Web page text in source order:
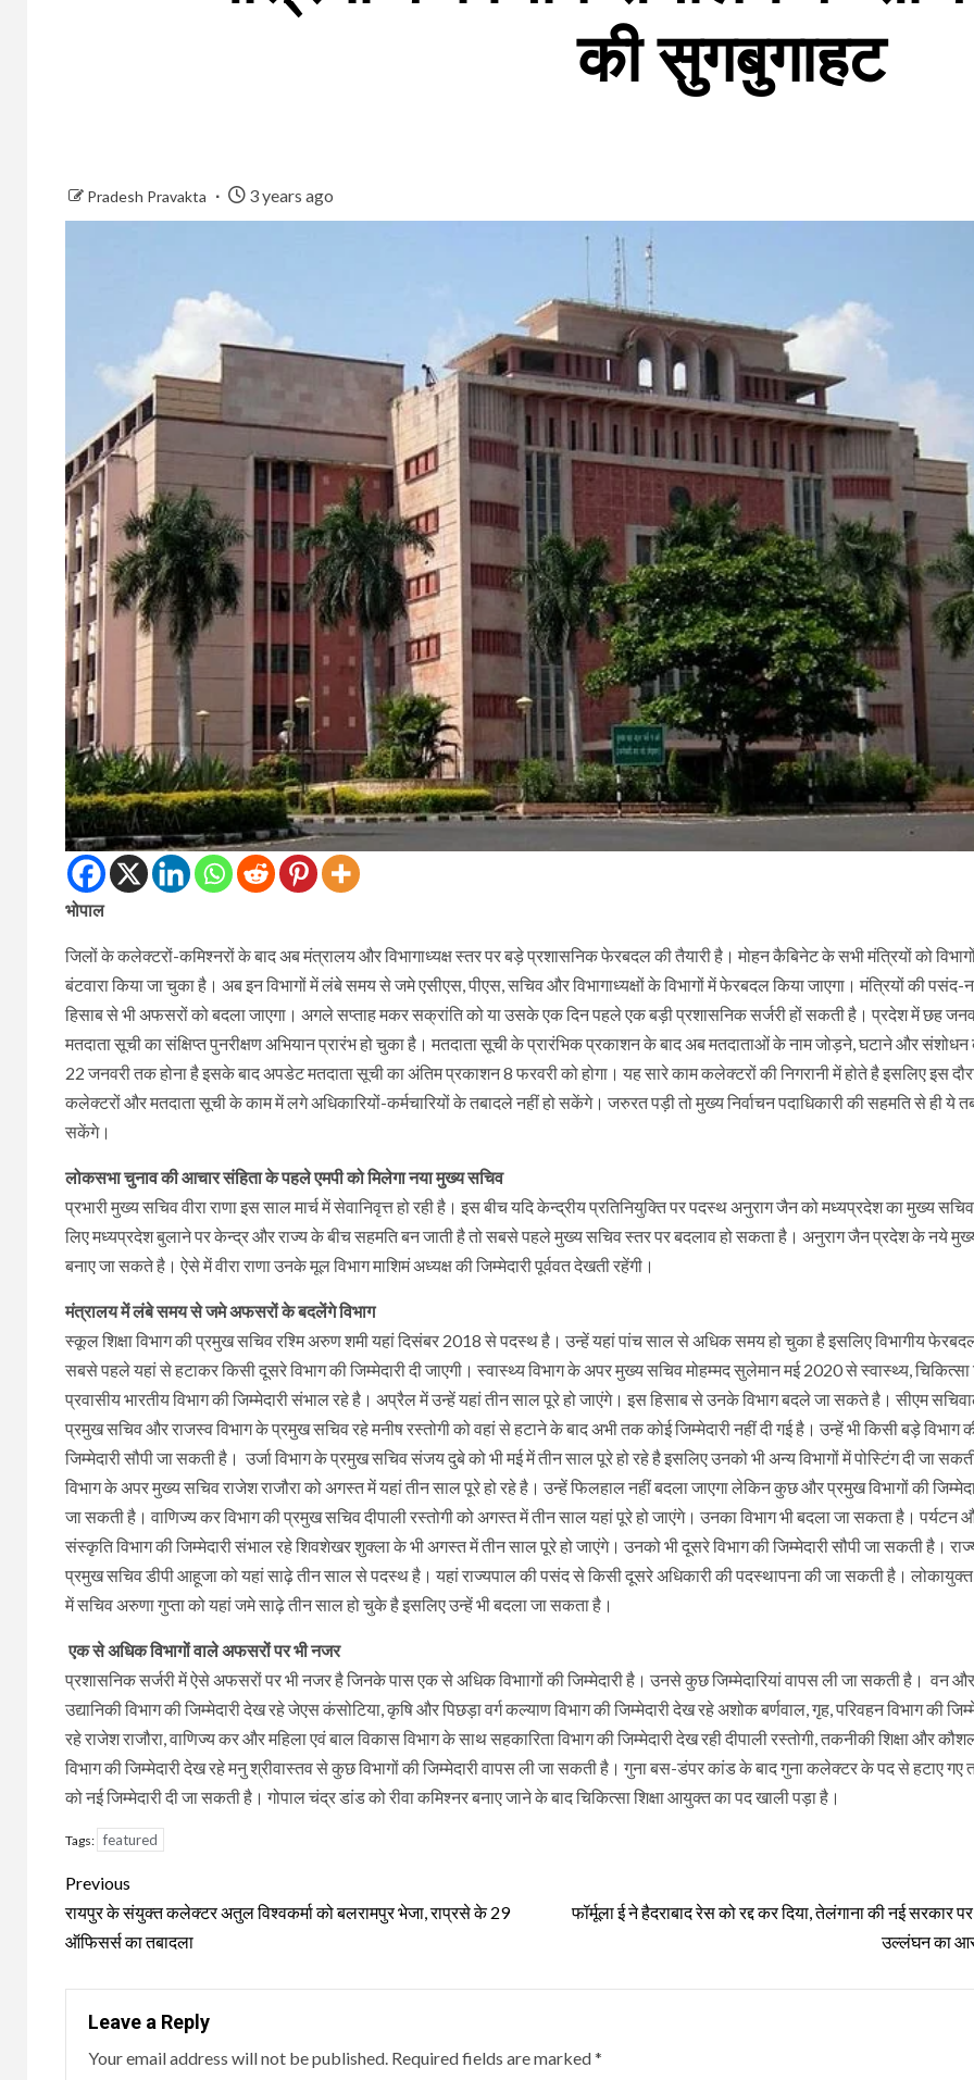
की सुगबुगाहट
Pradesh Pravakta 3 years ago
भोपाल
जिलों के कलेक्टरों-कमिश्नरों के बाद अब मंत्रालय और विभागाध्यक्ष स्तर पर बड़े प्रशासनिक फेरबदल की तैयारी है। मोहन कैबिनेट के सभी मंत्रियों को
बंटवारा किया जा चुका है। अब इन विभागों में लंबे समय से जमे एसीएस, पीएस, सचिव और विभागाध्यक्षों के विभागों में फेरबदल किया जाएगा। मंत्रियों की
हिसाब से भी अफसरों को बदला जाएगा। अगले सप्ताह मकर सक्रांति को या उसके एक दिन पहले एक बड़ी प्रशासनिक सर्जरी हों सकती है। प्रदेश में छह
मतदाता सूची का संक्षिप्त पुनरीक्षण अभियान प्रारंभ हो चुका है। मतदाता सूची के प्रारंभिक प्रकाशन के बाद अब मतदाताओं के नाम जोड़ने, घटाने और संशोधन
22 जनवरी तक होना है इसके बाद अपडेट मतदाता सूची का अंतिम प्रकाशन 8 फरवरी को होगा। यह सारे काम कलेक्टरों की निगरानी में होते है इसलिए इस
कलेक्टरों और मतदाता सूची के काम में लगे अधिकारियों-कर्मचारियों के तबादले नहीं हो सकेंगे। जरुरत पड़ी तो मुख्य निर्वाचन पदाधिकारी की सहमति से ही ये
सकेंगे।
लोकसभा चुनाव की आचार संहिता के पहले एमपी को मिलेगा नया मुख्य सचिव
प्रभारी मुख्य सचिव वीरा राणा इस साल मार्च में सेवानिवृत्त हो रही है। इस बीच यदि केन्द्रीय प्रतिनियुक्ति पर पदस्थ अनुराग जैन को मध्यप्रदेश का मुख्य
लिए मध्यप्रदेश बुलाने पर केन्द्र और राज्य के बीच सहमति बन जाती है तो सबसे पहले मुख्य सचिव स्तर पर बदलाव हो सकता है। अनुराग जैन प्रदेश के नये
बनाए जा सकते है। ऐसे में वीरा राणा उनके मूल विभाग माशिमं अध्यक्ष की जिम्मेदारी पूर्ववत देखती रहेंगी।
मंत्रालय में लंबे समय से जमे अफसरों के बदलेंगे विभाग
स्कूल शिक्षा विभाग की प्रमुख सचिव रश्मि अरुण शमी यहां दिसंबर 2018 से पदस्थ है। उन्हें यहां पांच साल से अधिक समय हो चुका है इसलिए विभागीय
सबसे पहले यहां से हटाकर किसी दूसरे विभाग की जिम्मेदारी दी जाएगी। स्वास्थ्य विभाग के अपर मुख्य सचिव मोहम्मद सुलेमान मई 2020 से स्वास्थ्य, चिकित्सा
प्रवासीय भारतीय विभाग की जिम्मेदारी संभाल रहे है। अप्रैल में उन्हें यहां तीन साल पूरे हो जाएंगे। इस हिसाब से उनके विभाग बदले जा सकते है। सीएम
प्रमुख सचिव और राजस्व विभाग के प्रमुख सचिव रहे मनीष रस्तोगी को वहां से हटाने के बाद अभी तक कोई जिम्मेदारी नहीं दी गई है। उन्हें भी किसी बड़े विभाग
जिम्मेदारी सौपी जा सकती है। उर्जा विभाग के प्रमुख सचिव संजय दुबे को भी मई में तीन साल पूरे हो रहे है इसलिए उनको भी अन्य विभागों में पोस्टिंग दी जा
विभाग के अपर मुख्य सचिव राजेश राजौरा को अगस्त में यहां तीन साल पूरे हो रहे है। उन्हें फिलहाल नहीं बदला जाएगा लेकिन कुछ और प्रमुख विभागों की
जा सकती है। वाणिज्य कर विभाग की प्रमुख सचिव दीपाली रस्तोगी को अगस्त में तीन साल यहां पूरे हो जाएंगे। उनका विभाग भी बदला जा सकता है। पर्यटन
संस्कृति विभाग की जिम्मेदारी संभाल रहे शिवशेखर शुक्ला के भी अगस्त में तीन साल पूरे हो जाएंगे। उनको भी दूसरे विभाग की जिम्मेदारी सौपी जा सकती है।
प्रमुख सचिव डीपी आहूजा को यहां साढ़े तीन साल से पदस्थ है। यहां राज्यपाल की पसंद से किसी दूसरे अधिकारी की पदस्थापना की जा सकती है। लोकायुक्त
में सचिव अरुणा गुप्ता को यहां जमे साढ़े तीन साल हो चुके है इसलिए उन्हें भी बदला जा सकता है।
एक से अधिक विभागों वाले अफसरों पर भी नजर
प्रशासनिक सर्जरी में ऐसे अफसरों पर भी नजर है जिनके पास एक से अधिक विभाागों की जिम्मेदारी है। उनसे कुछ जिम्मेदारियां वापस ली जा सकती है। वन और
उद्यानिकी विभाग की जिम्मेदारी देख रहे जेएस कंसोटिया, कृषि और पिछड़ा वर्ग कल्याण विभाग की जिम्मेदारी देख रहे अशोक बर्णवाल, गृह, परिवहन विभाग की
रहे राजेश राजौरा, वाणिज्य कर और महिला एवं बाल विकास विभाग के साथ सहकारिता विभाग की जिम्मेदारी देख रही दीपाली रस्तोगी, तकनीकी शिक्षा और
विभाग की जिम्मेदारी देख रहे मनु श्रीवास्तव से कुछ विभागों की जिम्मेदारी वापस ली जा सकती है। गुना बस-डंपर कांड के बाद गुना कलेक्टर के पद से हटाए गए
को नई जिम्मेदारी दी जा सकती है। गोपाल चंद्र डांड को रीवा कमिश्नर बनाए जाने के बाद चिकित्सा शिक्षा आयुक्त का पद खाली पड़ा है।
Tags: featured
Continue
Reading
Previous
रायपुर के संयुक्त कलेक्टर अतुल विश्वकर्मा को बलरामपुर भेजा, राप्रसे के 29
ऑफिसर्स का तबादला
फॉर्मूला ई ने हैदराबाद रेस को रद्द कर दिया, तेलंगाना की नई सरकार
उल्लंघन का
Leave a Reply
Your email address will not be published. Required fields are marked*